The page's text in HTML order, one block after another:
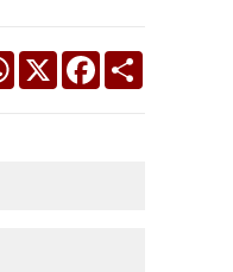
WhatsApp
X Facebook